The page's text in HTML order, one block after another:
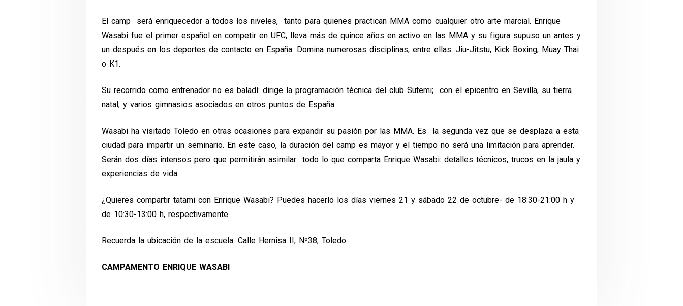
El camp será enriquecedor a todos los niveles, tanto para quienes practican MMA como cualquier otro arte marcial. Enrique
Wasabi fue el primer español en competir en UFC, lleva más de quince años en activo en las MMA y su figura supuso un antes y
un después en los deportes de contacto en España. Domina numerosas disciplinas, entre ellas: Jiu-Jitstu, Kick Boxing, Muay Thai
o K1.
Su recorrido como entrenador no es baladí: dirige la programación técnica del club Sutemi; con el epicentro en Sevilla, su tierra
natal; y varios gimnasios asociados en otros puntos de España.
Wasabi ha visitado Toledo en otras ocasiones para expandir su pasión por las MMA. Es la segunda vez que se desplaza a esta
ciudad para impartir un seminario. En este caso, la duración del camp es mayor y el tiempo no será una limitación para aprender.
Serán dos días intensos pero que permitirán asimilar todo lo que comparta Enrique Wasabi: detalles técnicos, trucos en la jaula y
experiencias de vida.
¿Quieres compartir tatami con EnriqueWasabi? Puedes hacerlo los días viernes 21 y sábado 22 de octubre- de 18:30-21:00 h y
de 10:30-13:00 h, respectivamente.
Recuerda la ubicación de la escuela: Calle Hernisa II, Nº38, Toledo
CAMPAMENTO ENRIQUE WASABI